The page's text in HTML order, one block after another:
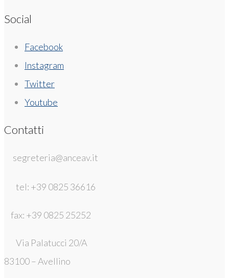
Social
Facebook
Instagram
Twitter
Youtube
Contatti
segreteria@anceav.it
tel: +39 0825 36616
fax: +39 0825 25252
Via Palatucci 20/A
83100 – Avellino